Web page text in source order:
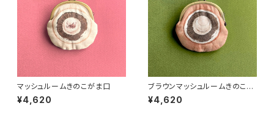
マッシュルームきのこがま口
¥4,620
ブラウンマッシュルームきのこが
ま口
¥4,620